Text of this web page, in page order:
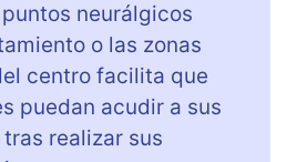
neurálgicos
o las zonas
centro facilita que
puedan acudir a sus
realizar sus